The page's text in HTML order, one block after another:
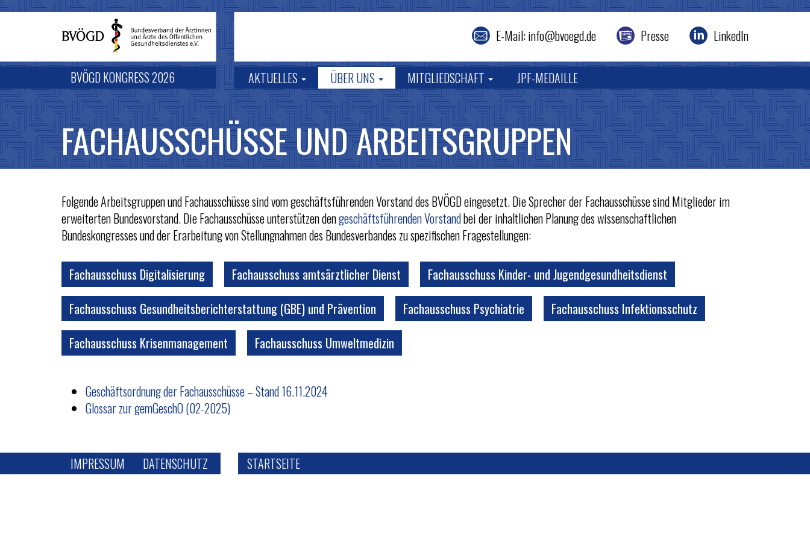
E-Mail: info@bvoegd.de Presse LinkedIn
BVÖGD KONGRESS 2026 AKTUELLES ÜBER UNS MITGLIEDSCHAFT JPF-MEDAILLE
FACHAUSSCHÜSSE UND ARBEITSGRUPPEN
Folgende Arbeitsgruppen und Fachausschüsse sind vom geschäftsführenden Vorstand des BVÖGD eingesetzt. Die Sprecher der Fachausschüsse sind Mitglieder im
erweiterten Bundesvorstand. Die Fachausschüsse unterstützen dengeschäftsführenden Vorstandbei der inhaltlichen Planung des wissenschaftlichen
Bundeskongresses und der Erarbeitung von Stellungnahmen des Bundesverbandes zu spezifischen Fragestellungen:
Fachausschuss Digitalisierung Fachausschuss amtsärztlicher Dienst
Fachausschuss Kinder- und Jugendgesundheitsdienst
Fachausschuss Gesundheitsberichterstattung (GBE) und Prävention
Fachausschuss Psychiatrie
Fachausschuss Infektionsschutz
Fachausschuss Krisenmanagement
Fachausschuss Umweltmedizin
Geschäftsordnung der Fachausschüsse – Stand 16.11.2024
Glossar zur gemGeschO (02-2025)
IMPRESSUM DATENSCHUTZ STARTSEITE